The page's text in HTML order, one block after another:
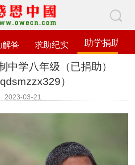
解答 求助纪实 助学捐助
中学八年级（已捐助）
）
2023-03-21